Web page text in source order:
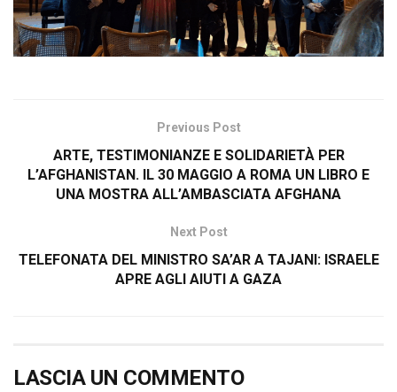
Previous Post
ARTE, TESTIMONIANZE E SOLIDARIETÀ PER
L’AFGHANISTAN. IL 30 MAGGIO A ROMA UN LIBRO E
UNA MOSTRA ALL’AMBASCIATA AFGHANA
Next Post
TELEFONATA DEL MINISTRO SA’AR A TAJANI: ISRAELE
APRE AGLI AIUTI A GAZA
LASCIA UN COMMENTO